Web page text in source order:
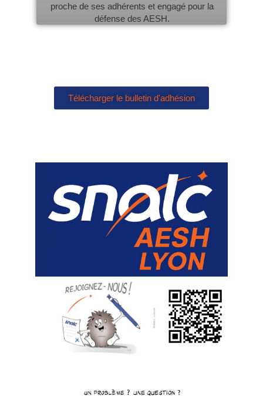
proche de ses adhérents et engagé pour la
défense des AESH.
Télécharger le bulletin d'adhésion